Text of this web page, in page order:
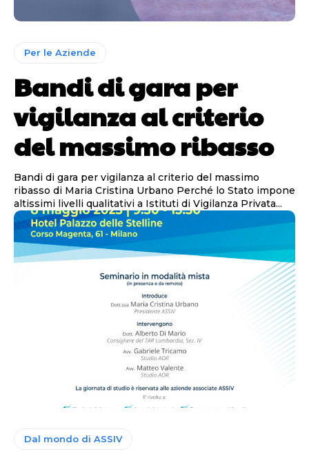
Per le Aziende
Bandi di gara per
vigilanza al criterio
del massimo ribasso
Bandi di gara per vigilanza al criterio del massimo
ribasso di Maria Cristina Urbano Perché lo Stato impone
altissimi livelli qualitativi a Istituti di Vigilanza Privata...
Dal mondo di ASSIV